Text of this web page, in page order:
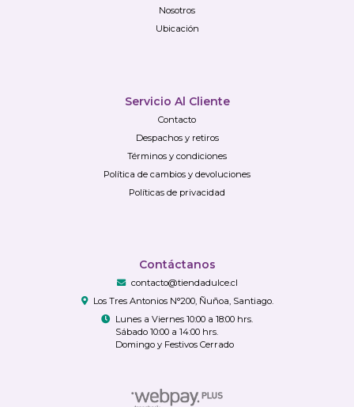
Nosotros
Ubicación
Servicio Al Cliente
Contacto
Despachos y retiros
Términos y condiciones
Política de cambios y devoluciones
Políticas de privacidad
Contáctanos
contacto@tiendadulce.cl
Los Tres Antonios N°200, Ñuñoa, Santiago.
Lunes a Viernes 10:00 a 18:00 hrs.
Sábado 10:00 a 14:00 hrs.
Domingo y Festivos Cerrado